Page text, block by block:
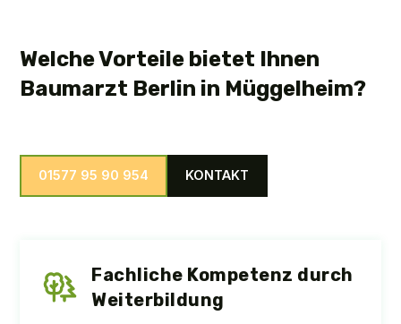
Welche Vorteile bietet Ihnen
Baumarzt Berlin in Müggelheim?
01577 95 90 954 KONTAKT
Fachliche Kompetenz durch
Weiterbildung